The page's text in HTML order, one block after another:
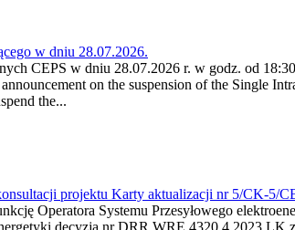
w dniu 28.07.2026.
CEPS w dniu 28.07.2026 r. w godz. od
on the suspension of the Single
the...
projektu Karty aktualizacji nr 5/CK-5/
Operatora Systemu Przesyłowego
decyzją nr DRR.WRE.4320.4.2023.LK